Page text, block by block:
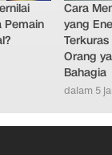
Pemain
Cara
yang
Orang
Bahagia
dalam 5